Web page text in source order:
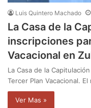
Luis Quintero Machado
La Casa de la
inscripciones
Vacacional en
La Casa de la
Tercer Plan Vacacional.
Ver Mas »